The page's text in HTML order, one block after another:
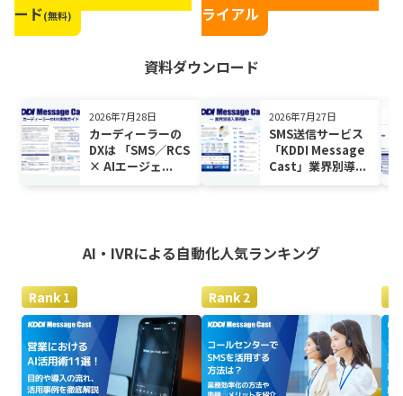
ード(無料)
ライアル
資料ダウンロード
2026年7月28日
カーディーラーの
DXは 「SMS／RCS
× AIエージェ...
2026年7月27日
SMS送信サービス
「KDDI Message
Cast」業界別導...
AI・IVRによる自動化人気ランキング